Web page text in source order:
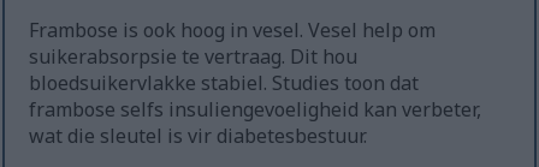
Frambose is ook hoog in vesel. Vesel help om
suikerabsorpsie te vertraag. Dit hou
bloedsuikervlakke stabiel. Studies toon dat
frambose selfs insuliengevoeligheid kan verbeter,
wat die sleutel is vir diabetesbestuur.